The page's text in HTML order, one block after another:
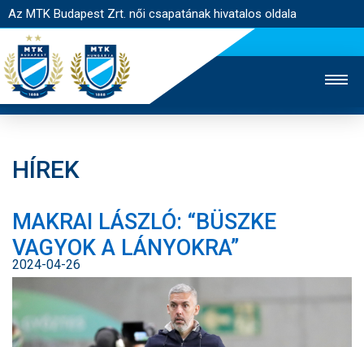
Az MTK Budapest Zrt. női csapatának hivatalos oldala
JEGYÉRTÉKESÍTÉS
WEBSHOP
STADION
EGYESÜLET
KAPCSOLAT
NYITÓLAP
HÍREK
HÍREK
MAKRAI LÁSZLÓ: “BÜSZKE
VAGYOK A LÁNYOKRA”
2024-04-26